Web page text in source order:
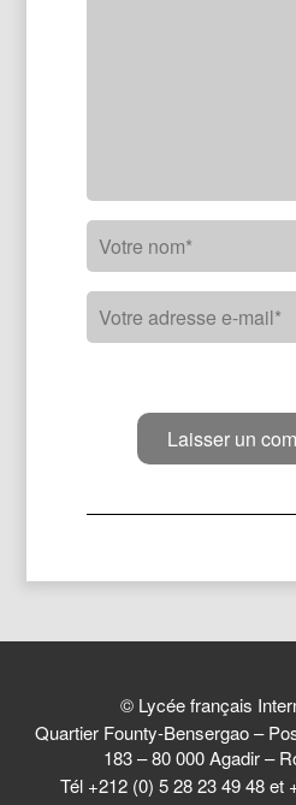
© Lycée français
Quartier Founty-Bensergao –
183 – 80 000 Agadir –
Tél +212 (0) 5 28 23 49 48 et